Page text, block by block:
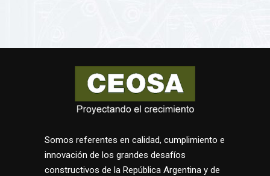
Somos referentes en calidad, cumplimiento e
innovación de los grandes desafíos
constructivos de la República Argentina y de